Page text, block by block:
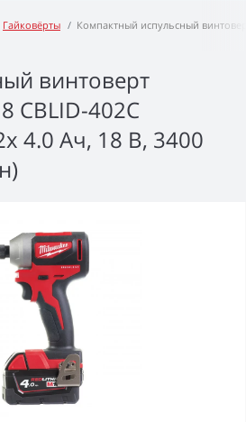
Гайковёрты Компактный испульсный
винтоверт
CBLID-402C
4.0 Ач, 18 В, 3400